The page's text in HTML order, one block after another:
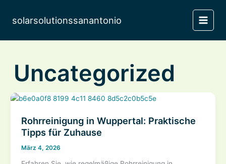
solarsolutionssanantonio
MAIN
Uncategorized
Rohrreinigung in Wuppertal: Praktische
Tipps für Zuhause
März 4, 2026